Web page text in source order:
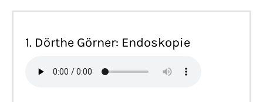
1. Dörthe Görner: Endoskopie